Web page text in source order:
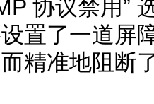
协议禁用”
置了一道屏
精准地阻断